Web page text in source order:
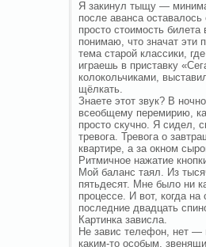
Я закинул тыщу —
после аванса
просто стоимость
понимаю, что значат эти
тема старой классики,
играешь в приставку
колокольчиками,
щёлкать.
Знаете этот звук? В
всеобщему перемирию,
просто скучно. Я сидел,
тревога. Тревога о
квартире, а за окном
Ритмичное нажатие
Мой баланс таял. Из
пятьдесят. Мне было ни
процессе. И вот, когда
последние двадцать
Картинка зависла.
Не завис телефон, нет —
каким-то особым,